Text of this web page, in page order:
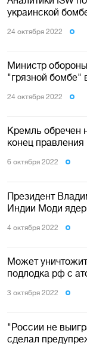
украинской
24 октября 2022
Министр
"грязной бомбе"
24 октября 2022
Кремль обречен
конец правления
6 октября 2022
Президент
Индии Моди
4 октября 2022
Может
подлодка рф с
3 октября 2022
"России не
сделал